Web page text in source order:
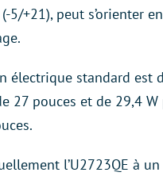
5/+21), peut s’orienter
électrique standard est
27 pouces et de 29,4
l’U2723QE à